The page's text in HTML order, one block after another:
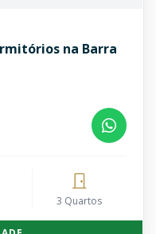
na Barra
3 Quartos